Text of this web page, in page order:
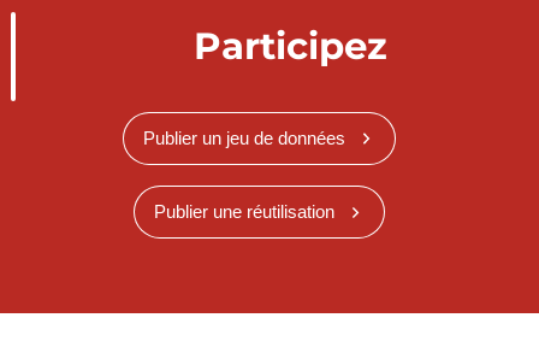
Participez
Publier un jeu de données
Publier une réutilisation